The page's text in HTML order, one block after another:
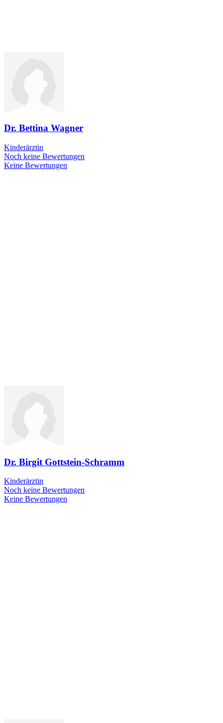
Dr. Bettina Wagner
Kinderärztin
Noch keine Bewertungen
Keine Bewertungen
Dr. Birgit Gottstein-Schramm
Kinderärztin
Noch keine Bewertungen
Keine Bewertungen